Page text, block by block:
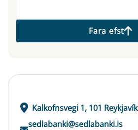
Fara efst
Kalkofnsvegi 1, 101 Reykjavík
sedlabanki@sedlabanki.is